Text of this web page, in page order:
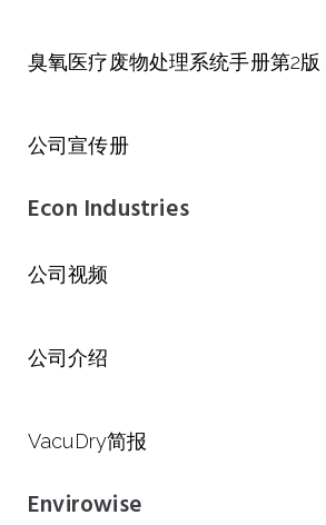
臭氧医疗废物处理系统手册第2版
公司宣传册
Econ Industries
公司视频
公司介绍
VacuDry简报
Envirowise